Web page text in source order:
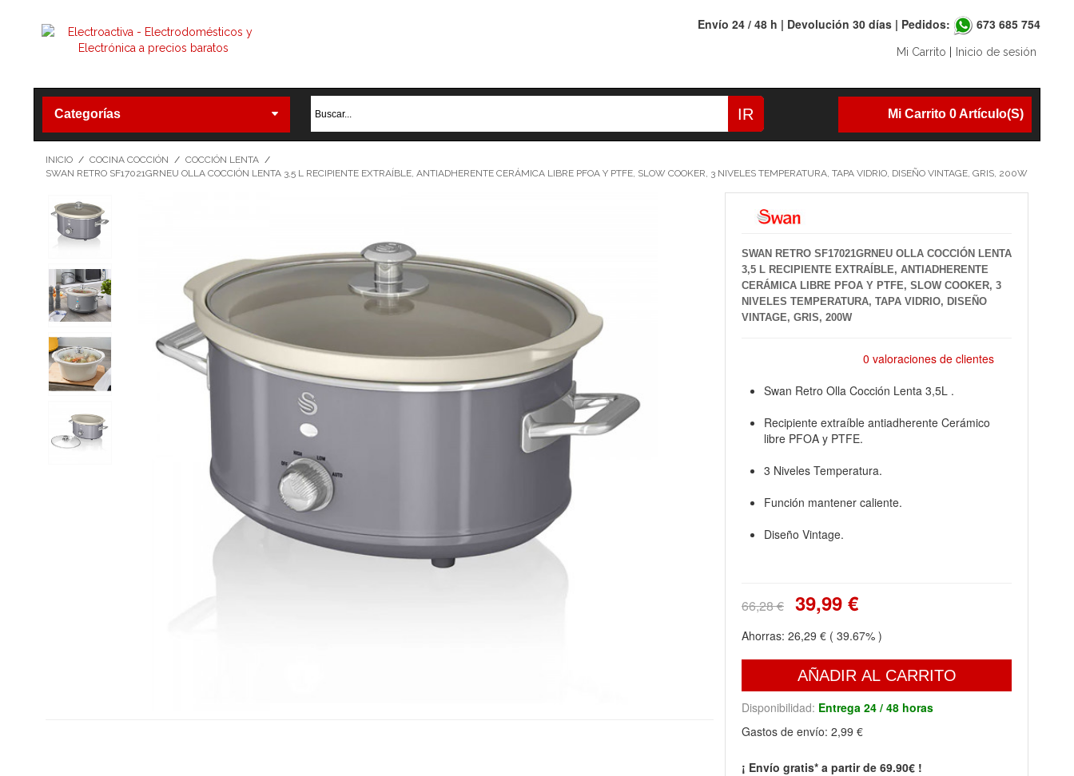
Envío 24 / 48 h | Devolución 30 días | Pedidos: 673 685 754
Mi Carrito Inicio de sesión
Categorías Mi Carrito 0 Artículo(s)
IR
INICIO / COCINA COCCIÓN / COCCIÓN LENTA /
SWAN RETRO SF17021GRNEU OLLA COCCIÓN LENTA 3,5 L RECIPIENTE EXTRAÍBLE, ANTIADHERENTE CERÁMICA LIBRE PFOA Y PTFE, SLOW COOKER, 3 NIVELES TEMPERATURA, TAPA VIDRIO, DISEÑO VINTAGE, GRIS, 200W
SWAN RETRO SF17021GRNEU OLLA COCCIÓN LENTA
3,5 L RECIPIENTE EXTRAÍBLE, ANTIADHERENTE
CERÁMICA LIBRE PFOA Y PTFE, SLOW COOKER, 3
NIVELES TEMPERATURA, TAPA VIDRIO, DISEÑO
VINTAGE, GRIS, 200W
0 valoraciones de clientes
Swan Retro Olla Cocción Lenta 3,5L .
Recipiente extraíble antiadherente Cerámico
libre PFOA y PTFE.
3 Niveles Temperatura.
Función mantener caliente.
Diseño Vintage.
66,28 € 39,99 €
Ahorras: 26,29 € ( 39.67% )
AÑADIR AL CARRITO
Disponibilidad: Entrega 24 / 48 horas
Gastos de envío: 2,99 €
¡ Envío gratis* a partir de 69.90€ !